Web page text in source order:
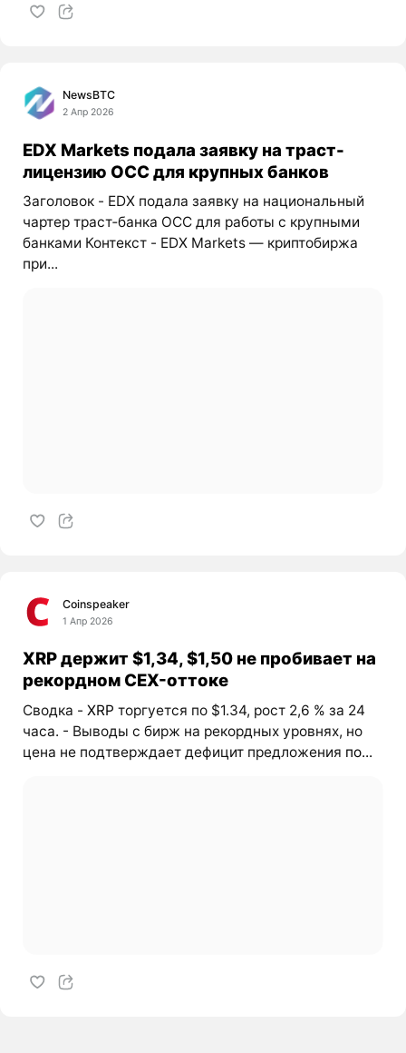
NewsBTC
2 Апр 2026
EDX Markets подала заявку на траст-
лицензию OCC для крупных банков
Заголовок - EDX подала заявку на национальный
чартер траст‑банка OCC для работы с крупными
банками Контекст - EDX Markets — криптобиржа
при...
Coinspeaker
1 Апр 2026
XRP держит $1,34, $1,50 не пробивает на
рекордном CEX-оттоке
Сводка - XRP торгуется по $1.34, рост 2,6 % за 24
часа. - Выводы с бирж на рекордных уровнях, но
цена не подтверждает дефицит предложения по...